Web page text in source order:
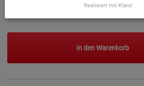
In den Warenkorb
Realisiert mit Klaro!